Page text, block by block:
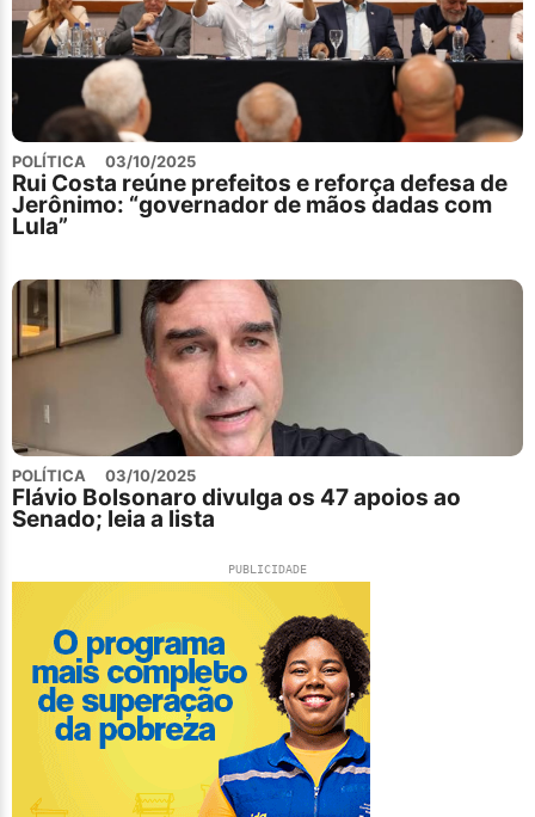
POLÍTICA 03/10/2025
Rui Costa reúne prefeitos e reforça defesa de
Jerônimo: “governador de mãos dadas com
Lula”
POLÍTICA 03/10/2025
Flávio Bolsonaro divulga os 47 apoios ao
Senado; leia a lista
PUBLICIDADE